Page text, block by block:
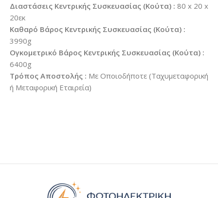
Διαστάσεις Κεντρικής Συσκευασίας (Κούτα) : 80 x 20 x
20εκ
Καθαρό Βάρος Κεντρικής Συσκευασίας (Κούτα) :
3990g
Ογκομετρικό Βάρος Κεντρικής Συσκευασίας (Κούτα) :
6400g
Τρόπος Αποστολής : Με Οποιοδήποτε (Ταχυμεταφορική
ή Μεταφορική Εταιρεία)